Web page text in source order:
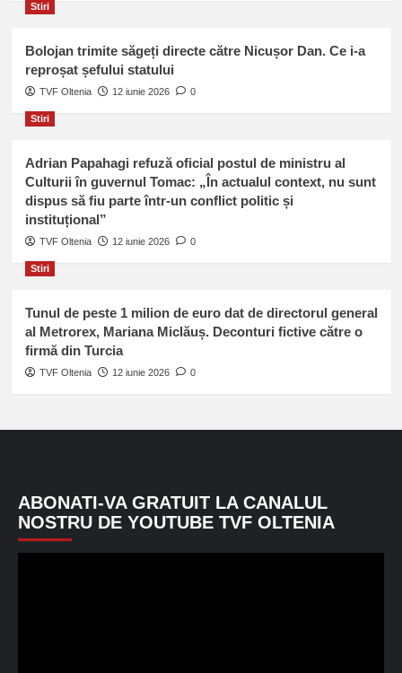
Stiri
Bolojan trimite săgeți directe către Nicușor Dan. Ce i-a
reproșat șefului statului
TVF Oltenia 12 iunie 2026 0
Stiri
Adrian Papahagi refuză oficial postul de ministru al
Culturii în guvernul Tomac: „În actualul context, nu sunt
dispus să fiu parte într-un conflict politic și
instituțional”
TVF Oltenia 12 iunie 2026 0
Stiri
Tunul de peste 1 milion de euro dat de directorul general
al Metrorex, Mariana Miclăuș. Deconturi fictive către o
firmă din Turcia
TVF Oltenia 12 iunie 2026 0
ABONATI-VA GRATUIT LA CANALUL
NOSTRU DE YOUTUBE TVF OLTENIA